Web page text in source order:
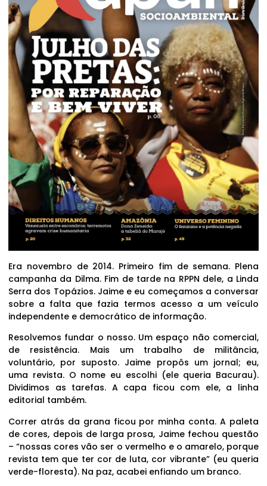
Era novembro de 2014. Primeiro fim de semana. Plena
campanha da Dilma. Fim de tarde na RPPN dele, a Linda
Serra dos Topázios. Jaime e eu começamos a conversar
sobre a falta que fazia termos acesso a um veículo
independente e democrático de informação.
Resolvemos fundar o nosso. Um espaço não comercial,
de resistência. Mais um trabalho de militância,
voluntário, por suposto. Jaime propôs um jornal; eu,
uma revista. O nome eu escolhi (ele queria Bacurau).
Dividimos as tarefas. A capa ficou com ele, a linha
editorial também.
Correr atrás da grana ficou por minha conta. A paleta
de cores, depois de larga prosa, Jaime fechou questão
– “nossas cores vão ser o vermelho e o amarelo, porque
revista tem que ter cor de luta, cor vibrante” (eu queria
verde-floresta). Na paz, acabei enfiando um branco.